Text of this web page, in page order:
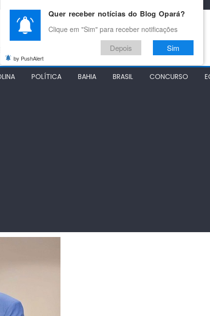
Francisco
POLÍTICA BAHIA BRASIL CONCURSO
Quer receber notícias do Blog Opará?
Clique em "Sim" para receber notificações
Depois Sim
by PushAlert